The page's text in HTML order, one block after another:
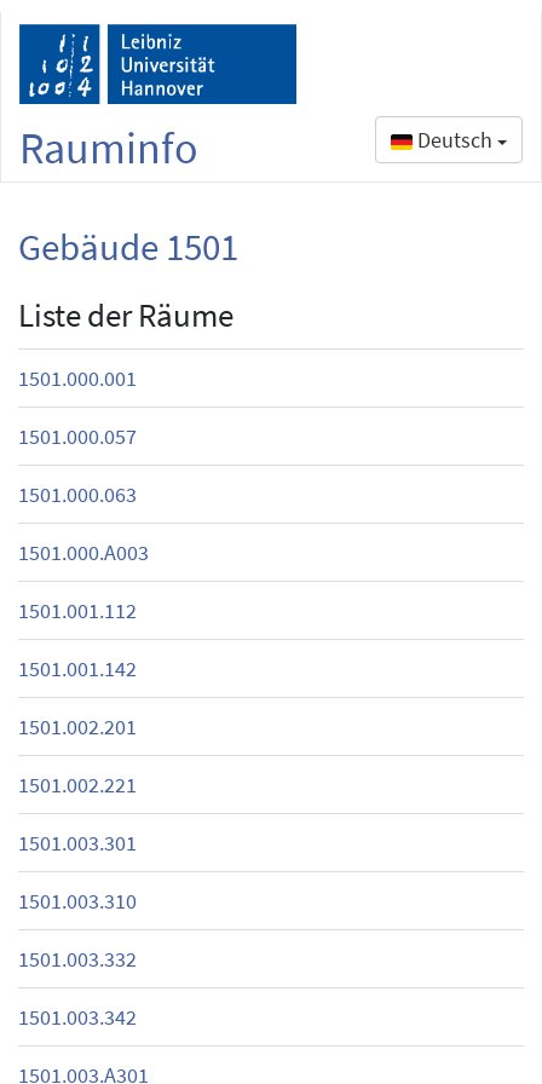
Rauminfo Deutsch
Gebäude 1501
Liste der Räume
1501.000.001
1501.000.057
1501.000.063
1501.000.A003
1501.001.112
1501.001.142
1501.002.201
1501.002.221
1501.003.301
1501.003.310
1501.003.332
1501.003.342
1501.003.A301